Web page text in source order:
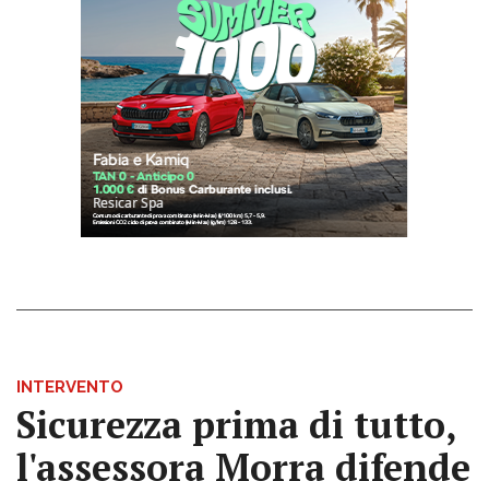
INTERVENTO
Sicurezza prima di tutto,
l'assessora Morra difende